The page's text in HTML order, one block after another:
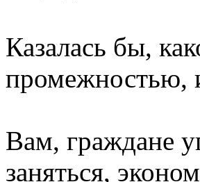
Казалась бы,
промежностью,
Вам, граждане
заняться,